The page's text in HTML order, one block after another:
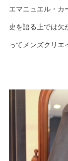
エマニュエル・カ
史を語る上では欠
ってメンズクリエ